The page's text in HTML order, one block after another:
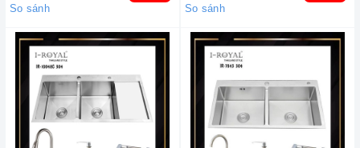
So sánh So sánh